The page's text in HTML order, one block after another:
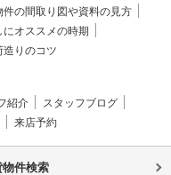
件の間取り図や資料の見方
にオススメの時期
造りのコツ
紹介
スタッフブログ
来店予約
物件検索